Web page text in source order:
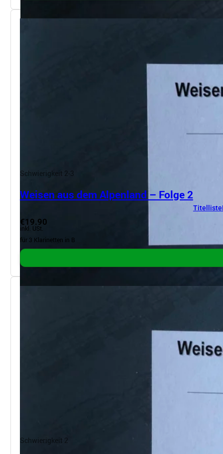
Schwierigkeit 2-3
Weisen aus dem Alpenland – Folge 2
Titelliste
€19.90
inkl. USt.
für 3 Klarinetten in B
Schwierigkeit 2